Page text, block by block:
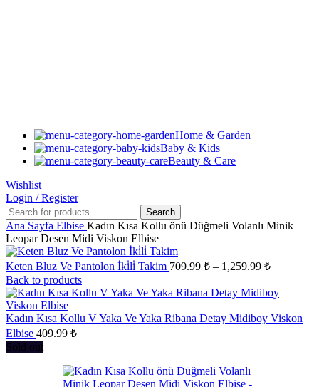
Home & Garden
Baby & Kids
Beauty & Care
Wishlist
Login / Register
Search
Ana Sayfa Elbise Kadın Kısa Kollu önü Düğmeli Volanlı Minik
Leopar Desen Midi Viskon Elbise
Keten Bluz Ve Pantolon İki̇li̇ Takim 709.99 ₺ – 1,259.99 ₺Fiyat
709.99 ₺
1,259.99 ₺
Back to products
Kadın Kısa Kollu V Yaka Ve Yaka Ribana Detay Midiboy Viskon
Elbise 409.99 ₺
Sold out